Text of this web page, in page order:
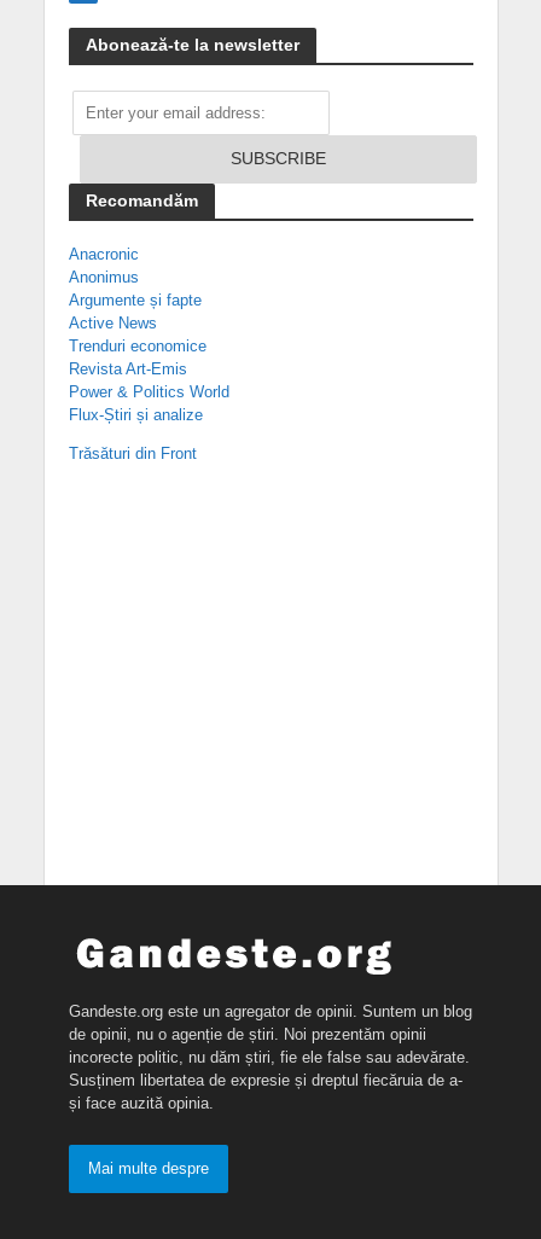
Abonează-te la newsletter
Recomandăm
Anacronic
Anonimus
Argumente și fapte
Active News
Trenduri economice
Revista Art-Emis
Power & Politics World
Flux-Știri și analize
Trăsături din Front
Gandeste.org este un agregator de opinii. Suntem un blog
de opinii, nu o agenție de știri. Noi prezentăm opinii
incorecte politic, nu dăm știri, fie ele false sau adevărate.
Susținem libertatea de expresie și dreptul fiecăruia de a-
și face auzită opinia.
Mai multe despre